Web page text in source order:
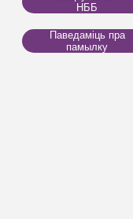
НББ
Паведаміць пра
памылку